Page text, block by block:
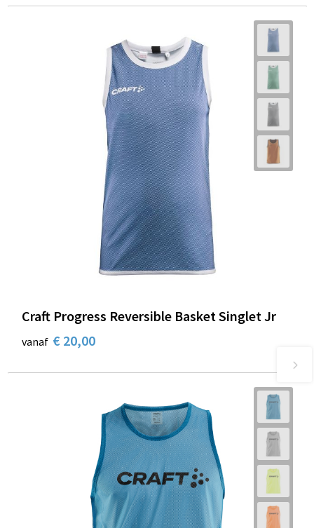
Craft Progress Reversible Basket Singlet Jr
vanaf € 20,00